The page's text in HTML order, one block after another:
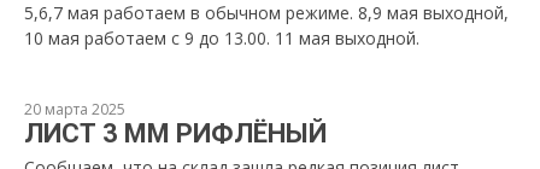
5,6,7 мая работаем в обычном режиме. 8,9 мая выходной,
10 мая работаем с 9 до 13.00. 11 мая выходной.
20 марта 2025
ЛИСТ 3 ММ РИФЛЁНЫЙ